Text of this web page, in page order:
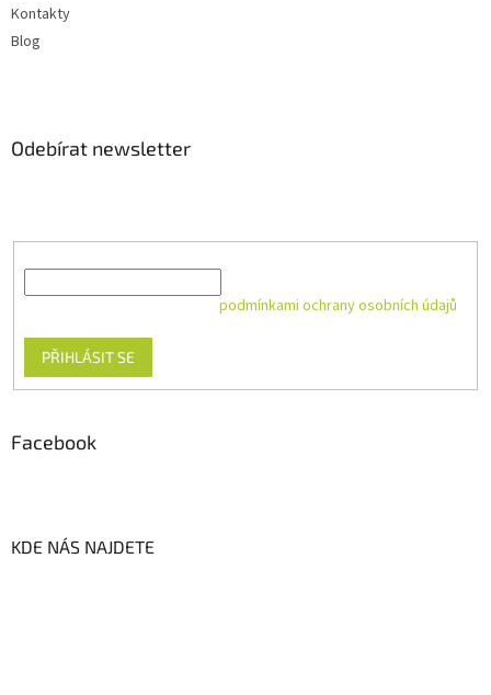
Kontakty
Blog
Odebírat newsletter
podmínkami ochrany osobních údajů
PŘIHLÁSIT SE
Facebook
KDE NÁS NAJDETE